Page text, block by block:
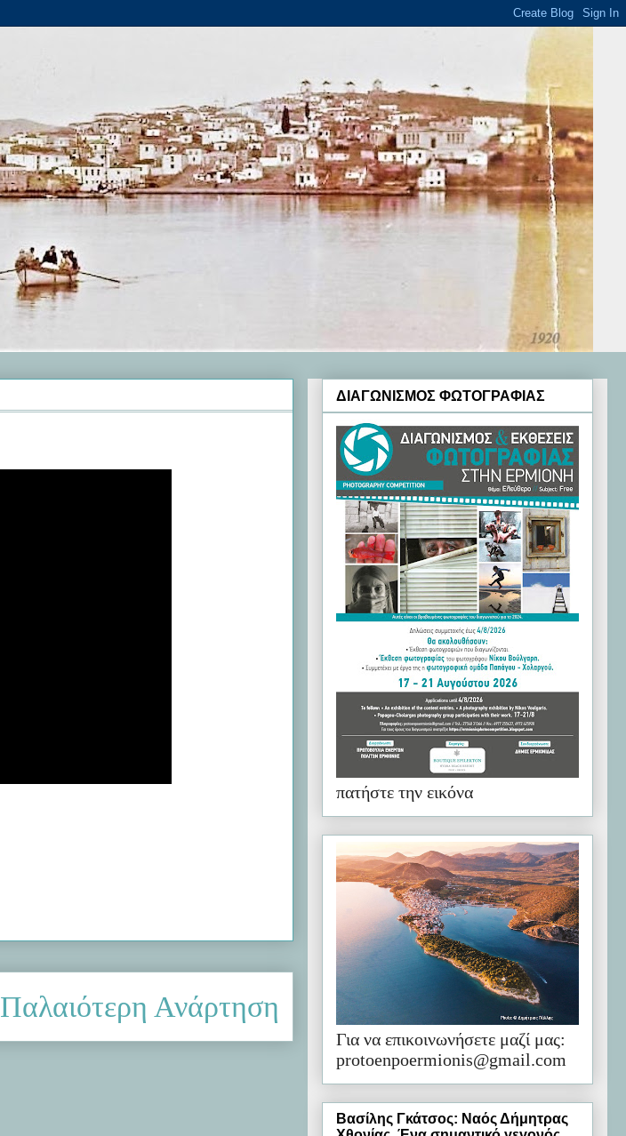
Παλαιότερη Ανάρτηση
ΔΙΑΓΩΝΙΣΜΟΣ ΦΩΤΟΓΡΑΦΙΑΣ
πατήστε την εικόνα
Για να επικοινωνήσετε μαζί μας:
protoenpoermionis@gmail.com
Βασίλης Γκάτσος: Ναός Δήμητρας